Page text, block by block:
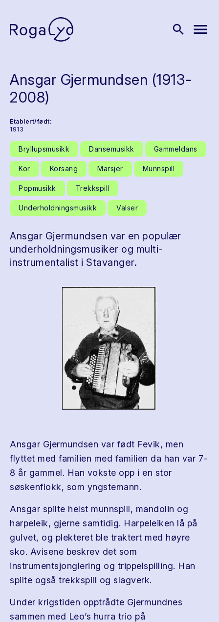
search menu
Ansgar Gjermundsen (1913-
2008)
Etablert/født:
1913
Bryllupsmusikk Dansemusikk Gammeldans
Kor Korsang Marsjer Munnspill
Popmusikk Trekkspill
Underholdningsmusikk Valser
Ansgar Gjermundsen var en populær
underholdningsmusiker og multi-
instrumentalist i Stavanger.
Ansgar Gjermundsen var født Fevik, men
flyttet med familien med familien da han var 7-
8 år gammel. Han vokste opp i en stor
søskenflokk, som yngstemann.
Ansgar spilte helst munnspill, mandolin og
harpeleik, gjerne samtidig. Harpeleiken lå på
gulvet, og plekteret ble traktert med høyre
sko. Avisene beskrev det som
instrumentsjonglering og trippelspilling. Han
spilte også trekkspill og slagverk.
Under krigstiden opptrådte Gjermundnes
sammen med Leo’s hurra trio på